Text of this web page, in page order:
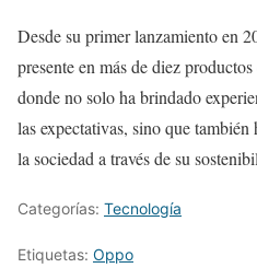
Desde su primer lanzamiento en
presente en más de diez
donde no solo ha brindado
las expectativas, sino que
la sociedad a través de su
Categorías: Tecnología
Etiquetas: Oppo